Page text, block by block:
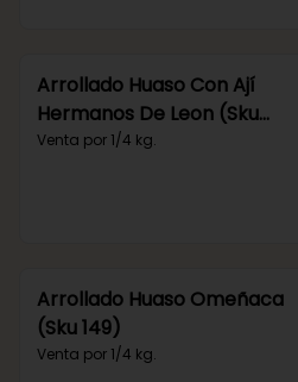
Arrollado Huaso Con Ají
Hermanos De Leon (Sku
292)
Venta por 1/4 kg.
Arrollado Huaso Omeñaca
(Sku 149)
Venta por 1/4 kg.